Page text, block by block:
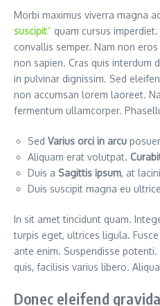
Morbi maximus viverra magna
suscipit“ quam cursus
convallis semper. Nam non
non sapien. Cras quis interdum
in pulvinar dignissim. Sed
non accumsan lorem laoreet.
fermentum ullamcorper.
Sed Varius orci in arcu
Aliquam erat volutpat.
Duis a Sagittis ipsum, at
Duis suscipit magna eu
In sit amet tincidunt quam.
turpis eget, ultrices ligula.
ante enim. Suspendisse
quis, facilisis varius libero.
Donec eleifend